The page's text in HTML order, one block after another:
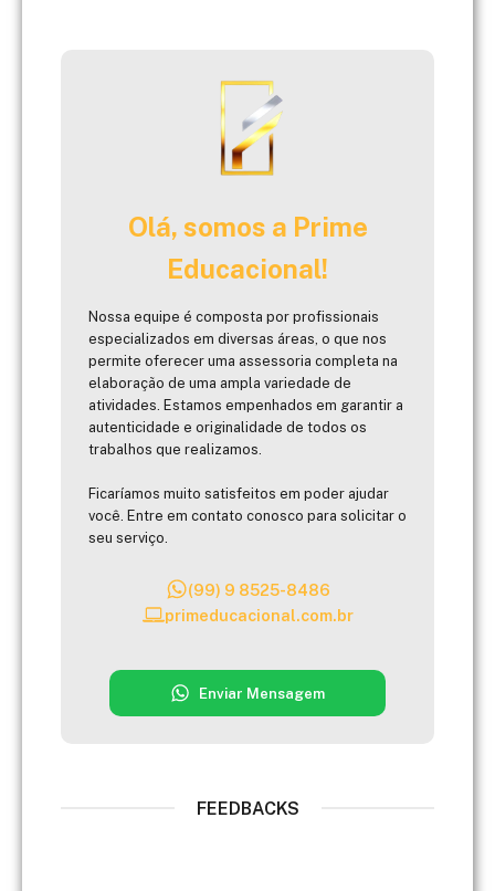
Olá, somos a Prime
Educacional!
Nossa equipe é composta por profissionais
especializados em diversas áreas, o que nos
permite oferecer uma assessoria completa na
elaboração de uma ampla variedade de
atividades. Estamos empenhados em garantir a
autenticidade e originalidade de todos os
trabalhos que realizamos.
Ficaríamos muito satisfeitos em poder ajudar
você. Entre em contato conosco para solicitar o
seu serviço.
(99) 9 8525-8486
primeducacional.com.br
Enviar Mensagem
FEEDBACKS